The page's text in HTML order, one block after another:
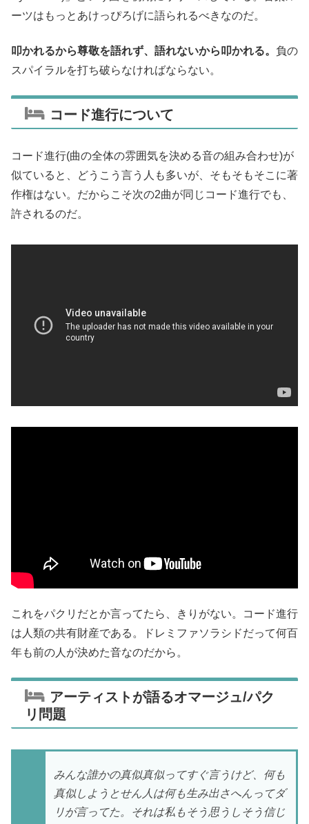
ーツはもっとあけっぴろげに語られるべきなのだ。
叩かれるから尊敬を語れず、語れないから叩かれる。 負の
スパイラルを打ち破らなければならない。
コード進行について
コード進行(曲の全体の雰囲気を決める音の組み合わせ)が
似ていると、どうこう言う人も多いが、そもそもそこに著
作権はない。だからこそ次の2曲が同じコード進行でも、
許されるのだ。
これをパクリだとか言ってたら、きりがない。コード進行
は人類の共有財産である。ドレミファソラシドだって何百
年も前の人が決めた音なのだから。
アーティストが語るオマージュ/パク
リ問題
みんな誰かの真似真似ってすぐ言うけど、何も
真似しようとせん人は何も生み出さへんってダ
リが言ってた。それは私もそう思うしそう信じ